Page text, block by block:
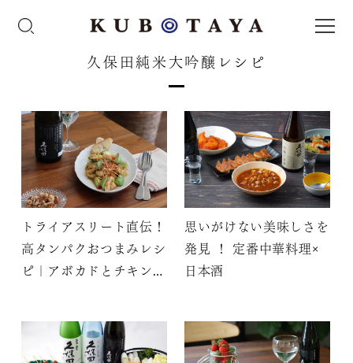
久保田純米大吟醸レシピ
トライアスリート直伝！
高タンパクおつまみレシ
ピ｜アボカドとチキンの
思いがけない美味しさを
発見 ！ 定番中華料理×
日本酒